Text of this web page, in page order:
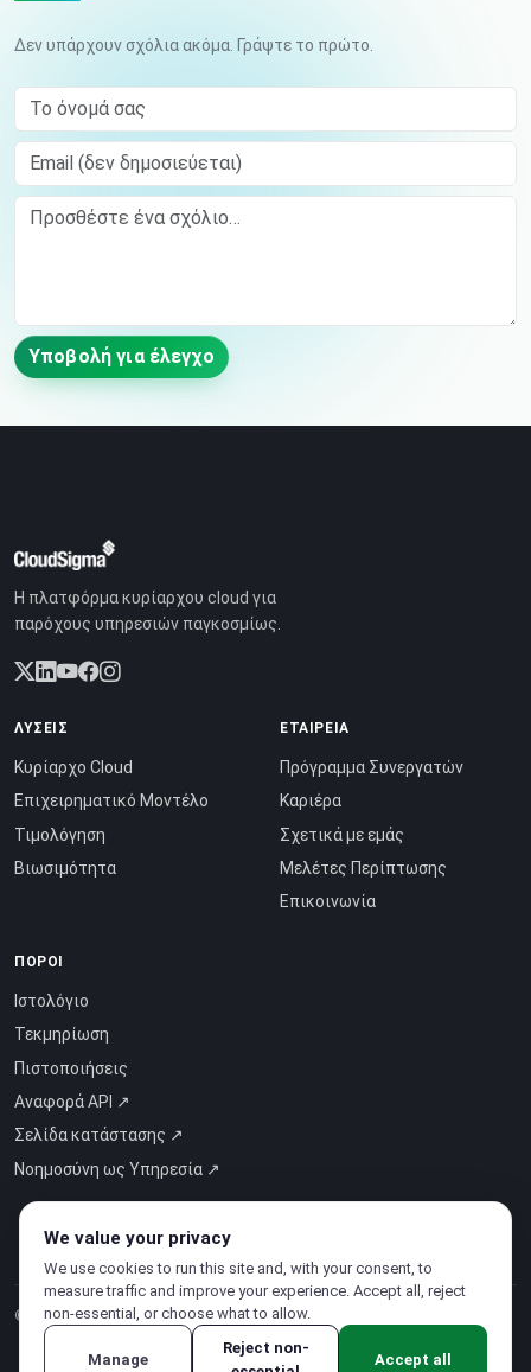
Δεν υπάρχουν σχόλια ακόμα. Γράψτε το πρώτο.
Το όνομά σας
Email (δεν δημοσιεύεται)
Comment
Υποβολή για έλεγχο
Η πλατφόρμα κυρίαρχου cloud για
παρόχους υπηρεσιών παγκοσμίως.
ΛΎΣΕΙΣ
Κυρίαρχο Cloud
Επιχειρηματικό Μοντέλο
Τιμολόγηση
Βιωσιμότητα
ΕΤΑΙΡΕΊΑ
Πρόγραμμα Συνεργατών
Καριέρα
Σχετικά με εμάς
Μελέτες Περίπτωσης
Επικοινωνία
ΠΌΡΟΙ
Ιστολόγιο
Τεκμηρίωση
Πιστοποιήσεις
Αναφορά API ↗
Σελίδα κατάστασης ↗
Νοημοσύνη ως Υπηρεσία ↗
© 2026 CloudSigma Holding AG.Όλα τα δικαιώματα διατηρούνται
We value your privacy
We use cookies to run this site and, with your consent, to
measure traffic and improve your experience. Accept all, reject
non-essential, or choose what to allow.
Manage
Reject non-
Accept all